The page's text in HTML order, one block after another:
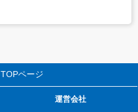
TOPページ
運営会社